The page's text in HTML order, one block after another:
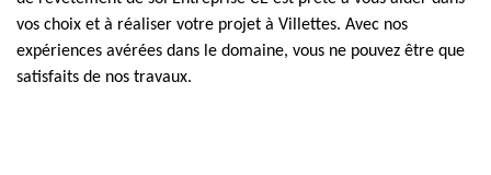
vos choix et à réaliser votre projet à Villettes. Avec nos
expériences avérées dans le domaine, vous ne pouvez être que
satisfaits de nos travaux.